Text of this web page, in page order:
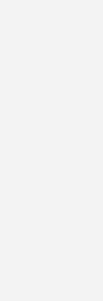
des Bauwesens
Intelligenz
Sie im Beitrag.
Planung über die
zeitlich koordinierte
Ort oder beim Zulieferer
optimierten
von Künstlicher
Vortragsreihe „Zukunft
einer Internet-
Innovationspotenzial
mittels Internet-of-
Künstlicher Intelligenz